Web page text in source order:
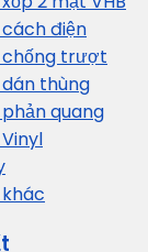
điện
chống trượt
thùng
quang